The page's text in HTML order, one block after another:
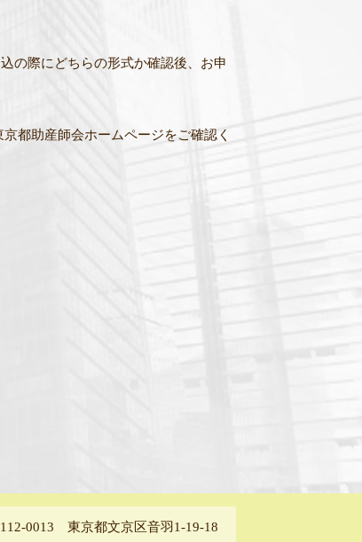
の際にどちらの形式か確認後、お申
都助産師会ホームページをご確認く
0013 東京都文京区音羽1-19-18